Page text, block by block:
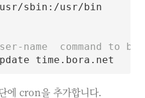
sbin:/usr/bin
command to be
에 cron을 추가합니다.